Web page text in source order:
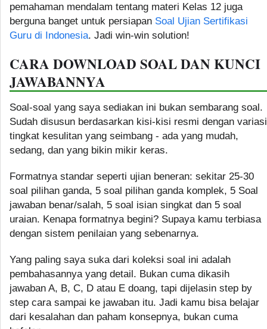
pemahaman mendalam tentang materi Kelas 12 juga
berguna banget untuk persiapan Soal Ujian Sertifikasi
Guru di Indonesia. Jadi win-win solution!
CARA DOWNLOAD SOAL DAN KUNCI
JAWABANNYA
Soal-soal yang saya sediakan ini bukan sembarang soal.
Sudah disusun berdasarkan kisi-kisi resmi dengan variasi
tingkat kesulitan yang seimbang - ada yang mudah,
sedang, dan yang bikin mikir keras.
Formatnya standar seperti ujian beneran: sekitar 25-30
soal pilihan ganda, 5 soal pilihan ganda komplek, 5 Soal
jawaban benar/salah, 5 soal isian singkat dan 5 soal
uraian. Kenapa formatnya begini? Supaya kamu terbiasa
dengan sistem penilaian yang sebenarnya.
Yang paling saya suka dari koleksi soal ini adalah
pembahasannya yang detail. Bukan cuma dikasih
jawaban A, B, C, D atau E doang, tapi dijelasin step by
step cara sampai ke jawaban itu. Jadi kamu bisa belajar
dari kesalahan dan paham konsepnya, bukan cuma